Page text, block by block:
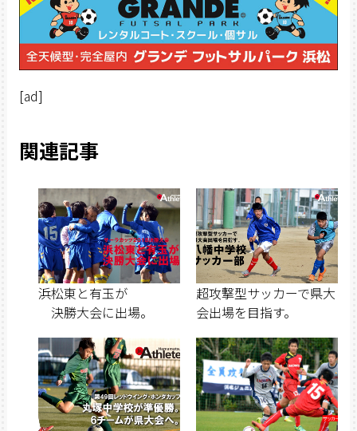
[ad]
関連記事
浜松東と有玉が
決勝大会に出場。
超攻撃型サッカーで県大
会出場を目指す。